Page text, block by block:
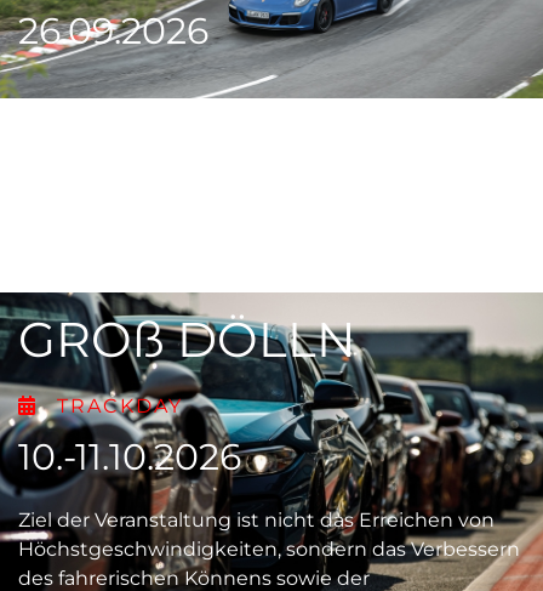
26.09.2026
GROß DÖLLN
TRACKDAY
10.-11.10.2026
Ziel der Veranstaltung ist nicht das Erreichen von
Höchstgeschwindigkeiten, sondern das Verbessern
des fahrerischen Könnens sowie der